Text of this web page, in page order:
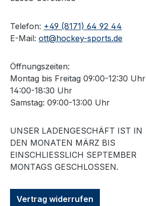
Telefon: +49 (8171) 64 92 44
E-Mail: ott@hockey-sports.de
Öffnungszeiten:
Montag bis Freitag 09:00-12:30 Uhr
14:00-18:30 Uhr
Samstag: 09:00-13:00 Uhr
UNSER LADENGESCHÄFT IST IN
DEN MONATEN MÄRZ BIS
EINSCHLIESSLICH SEPTEMBER M
ONTAGS GESCHLOSSEN.
Vertrag widerrufen